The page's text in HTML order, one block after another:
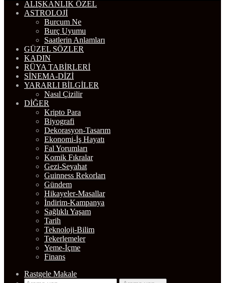
Burcum Ne
Burç Uyumu
Saatlerin Anlamları
GÜZEL SÖZLER
KADIN
RÜYA TABIRLERI
SINEMA-DIZI
YARARLI BILGILER
Nasıl Çizilir
DIĞER
Kripto Para
Biyografi
Dekorasyon-Tasarım
Ekonomi-İş Hayatı
Fal Yorumları
Komik Fıkralar
Gezi-Seyahat
Guinness Rekorları
Gündem
Hikayeler-Masallar
İndirim-Kampanya
Sağlıklı Yaşam
Tarih
Teknoloji-Bilim
Tekerlemeler
Yeme-İçme
Finans
Rastgele Makale